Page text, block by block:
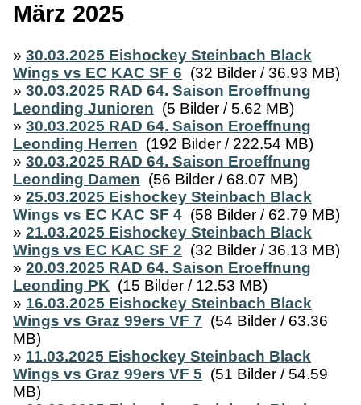
März 2025
» 30.03.2025 Eishockey Steinbach Black
Wings vs EC KAC SF 6 (32 Bilder / 36.93 MB)
» 30.03.2025 RAD 64. Saison Eroeffnung
Leonding Junioren (5 Bilder / 5.62 MB)
» 30.03.2025 RAD 64. Saison Eroeffnung
Leonding Herren (192 Bilder / 222.54 MB)
» 30.03.2025 RAD 64. Saison Eroeffnung
Leonding Damen (56 Bilder / 68.07 MB)
» 25.03.2025 Eishockey Steinbach Black
Wings vs EC KAC SF 4 (58 Bilder / 62.79 MB)
» 21.03.2025 Eishockey Steinbach Black
Wings vs EC KAC SF 2 (32 Bilder / 36.13 MB)
» 20.03.2025 RAD 64. Saison Eroeffnung
Leonding PK (15 Bilder / 12.53 MB)
» 16.03.2025 Eishockey Steinbach Black
Wings vs Graz 99ers VF 7 (54 Bilder / 63.36
MB)
» 11.03.2025 Eishockey Steinbach Black
Wings vs Graz 99ers VF 5 (51 Bilder / 54.59
MB)